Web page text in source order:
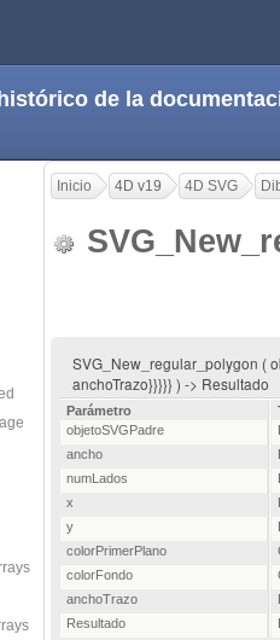
de la
Inicio 4D v19 4D SVG
SVG_New_regular_polygon (
anchoTrazo}}}}} ) -> Resultado
Parámetro
objetoSVGPadre
ancho
numLados
x
y
colorPrimerPlano
colorFondo
anchoTrazo
Resultado